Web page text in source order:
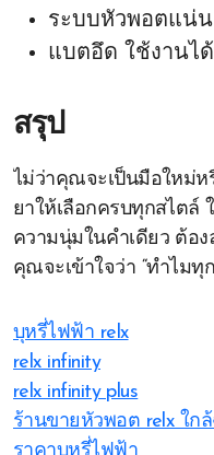
ระบบหัวพอตแน่
แบตอึด ใช้งานไ
สรุป
ไม่ว่าคุณจะเป็นมือใหม่
ยาให้เลือกครบทุกสไตล์
ความนุ่มในคำเดียว ต้อ
คุณจะเข้าใจว่า “ทำไมทุ
บุหรี่ไฟฟ้า relx
relx infinity
relx infinity plus
ร้านขายหัวพอต relx ใก